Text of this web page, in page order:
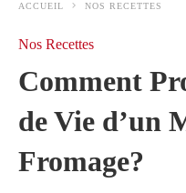
ACCUEIL NOS RECETTES
Nos Recettes
Comment
de Vie d’un
Fromage?